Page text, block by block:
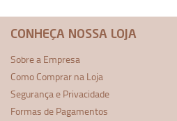
CONHEÇA NOSSA LOJA
Sobre a Empresa
Como Comprar na Loja
Segurança e Privacidade
Formas de Pagamentos